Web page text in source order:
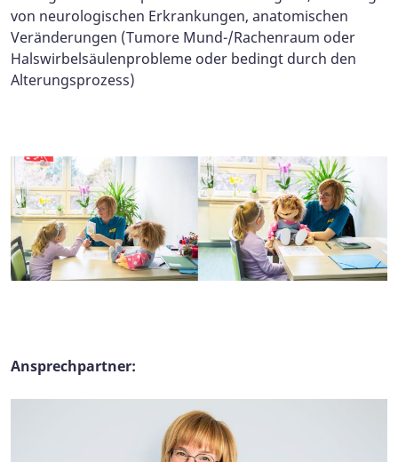
von neurologischen Erkrankungen, anatomischen
Veränderungen (Tumore Mund-/Rachenraum oder
Halswirbelsäulenprobleme oder bedingt durch den
Alterungsprozess)
Ansprechpartner: